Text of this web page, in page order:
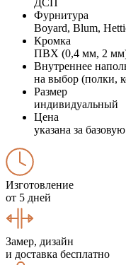
Фурнитура
Boyard, Blum,
Кромка
ПВХ (0,4 мм, 2
Внутреннее
на выбор (полки,
Размер
индивидуальный
Цена
указана за
Изготовление
от 5 дней
Замер, дизайн
и доставка бесплатно